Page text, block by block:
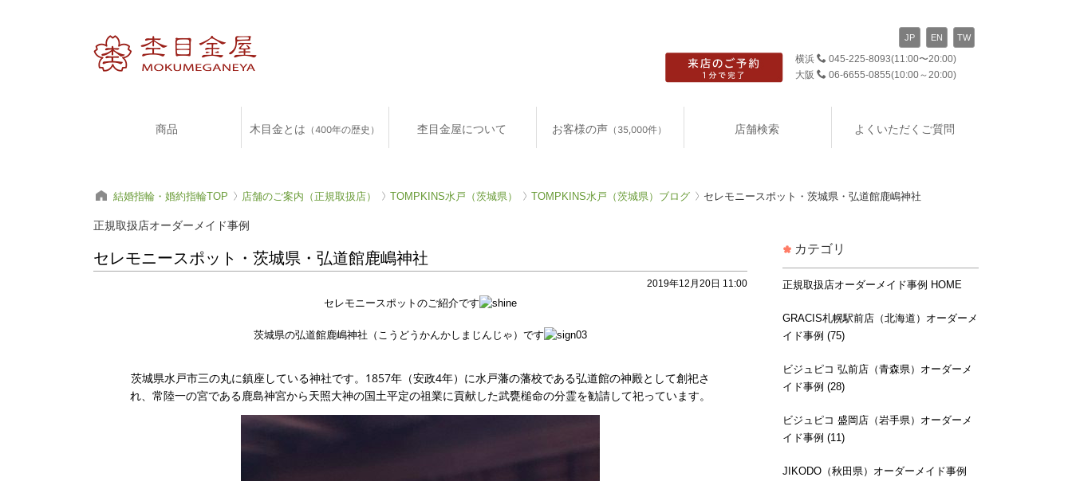
横浜 045-225-8093(11:00〜20:00)
大阪
06-6655-0855(10:00～20:00)
JP EN TW
商品 木目金とは （400年の歴史） 杢目金屋について お客様の声 （35,000件） 店舗検索 よくいただくご質問
結婚指輪・婚約指輪TOP 店舗のご案内（正規取扱店） TOMPKINS水戸（茨城県） TOMPKINS水戸（茨城県）ブログ セレモニースポット・茨城県・弘道館鹿嶋神社
正規取扱店オーダーメイド事例
セレモニースポット・茨城県・弘道館鹿嶋神社
2019年12月20日 11:00
セレモニースポットのご紹介です
茨城県の弘道館鹿嶋神社（こうどうかんかしまじんじゃ）です
茨城県水戸市三の丸に鎮座している神社です。1857年（安政4年）に水戸藩の藩校である弘道館の神殿として創祀さ
れ、常陸一の宮である鹿島神宮から天照大神の国土平定の祖業に貢献した武甕槌命の分霊を勧請して祀っています。
カテゴリ
正規取扱店オーダーメイド事例 HOME
GRACIS札幌駅前店（北海道）オーダーメ
イド事例 (75)
ビジュピコ 弘前店（青森県）オーダーメ
イド事例 (28)
ビジュピコ 盛岡店（岩手県）オーダーメ
イド事例 (11)
JIKODO（秋田県）オーダーメイド事例